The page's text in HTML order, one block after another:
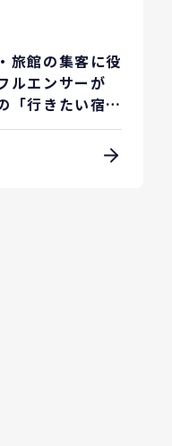
旅館の集客に役
ルエンサーが
「行きたい宿」